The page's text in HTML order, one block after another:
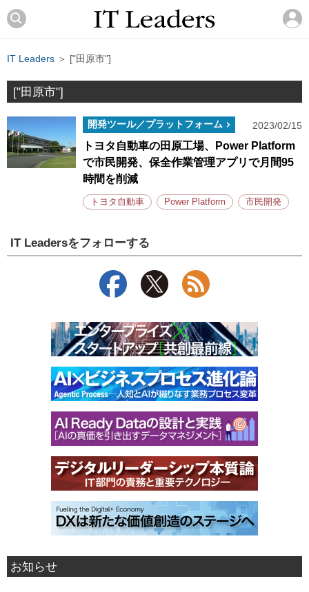
IT Leaders ＞ ["田原市"]
["田原市"]
開発ツール／プラットフォーム 2023/02/15
トヨタ自動車の田原工場、Power Platform
で市民開発、保全作業管理アプリで月間95
時間を削減
トヨタ自動車 Power Platform 市民開発
IT Leadersをフォローする
お知らせ